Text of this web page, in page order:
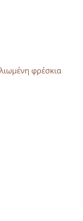
φρέσκια